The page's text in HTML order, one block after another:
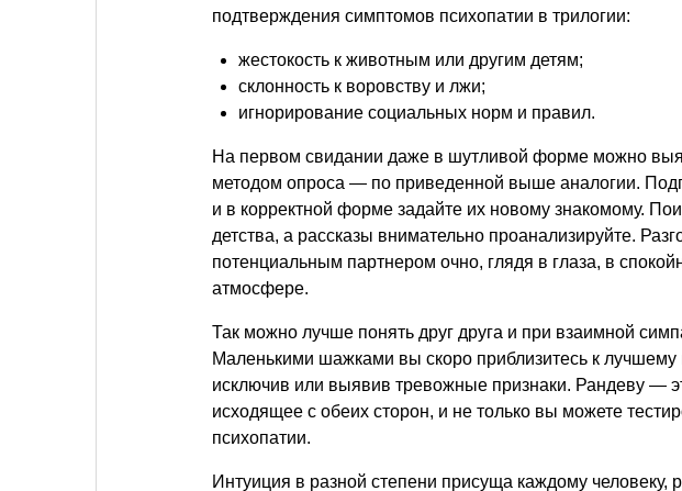
подтверждения симптомов психопатии в трилогии:
жестокость к животным или другим детям;
склонность к воровству и лжи;
игнорирование социальных норм и правил.
На первом свидании даже в шутливой форме можно
методом опроса — по приведенной выше аналогии.
и в корректной форме задайте их новому знакомому.
детства, а рассказы внимательно проанализируйте.
потенциальным партнером очно, глядя в глаза, в
атмосфере.
Так можно лучше понять друг друга и при взаимной
Маленькими шажками вы скоро приблизитесь к
исключив или выявив тревожные признаки. Рандеву —
исходящее с обеих сторон, и не только вы можете
психопатии.
Интуиция в разной степени присуща каждому человеку,